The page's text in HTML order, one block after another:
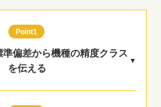
Point1
偏差から機種の精度クラス
を伝える